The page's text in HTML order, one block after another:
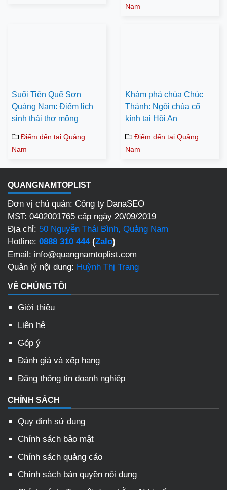
Nam
Suối Tiên Quế Sơn
Quảng Nam: Điểm lịch
sinh thái thơ mộng
Điểm đến tại Quảng
Nam
Khám phá chùa Chúc
Thánh: Ngôi chùa cổ
kính tại Hội An
Điểm đến tại Quảng
Nam
QUANGNAMTOPLIST
Đơn vị chủ quản: Công ty DanaSEO
MST: 0402001765 cấp ngày 20/09/2019
Địa chỉ: 50 Nguyễn Thái Bình, Quảng Nam
Hotline: 0888 310 444(Zalo)
Email: info@quangnamtoplist.com
Quản lý nội dung: Huỳnh Thị Trang
VỀ CHÚNG TÔI
Giới thiệu
Liên hệ
Góp ý
Đánh giá và xếp hạng
Đăng thông tin doanh nghiệp
CHÍNH SÁCH
Quy định sử dụng
Chính sách bảo mật
Chính sách quảng cáo
Chính sách bản quyền nội dung